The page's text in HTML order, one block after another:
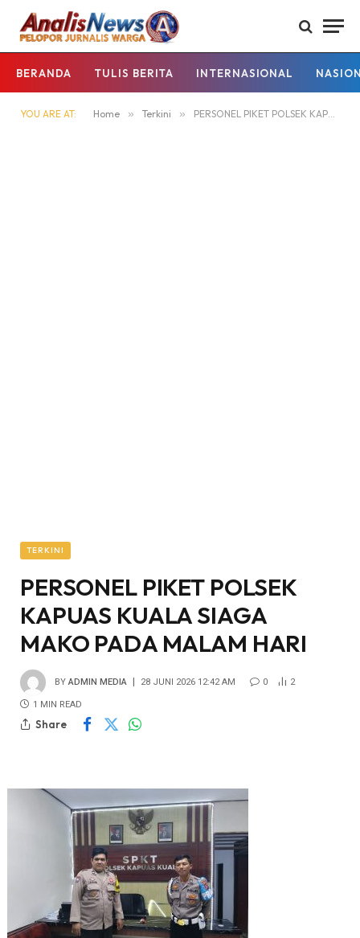
BERANDA TULIS BERITA INTERNASIONAL
YOU ARE AT: Home » Terkini » PERSONEL PIKET POLSEK KAPUAS KUALA SIAGA MAKO PADA MALAM HARI
TERKINI
PERSONEL PIKET POLSEK
KAPUAS KUALA SIAGA
MAKO PADA MALAM HARI
BY ADMIN MEDIA 28 JUNI 2026 12:42 AM 0 2
1 MIN READ
Share